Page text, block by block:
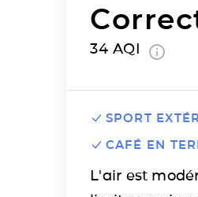
34 AQI
SPORT
CAFÉ EN
L'air est